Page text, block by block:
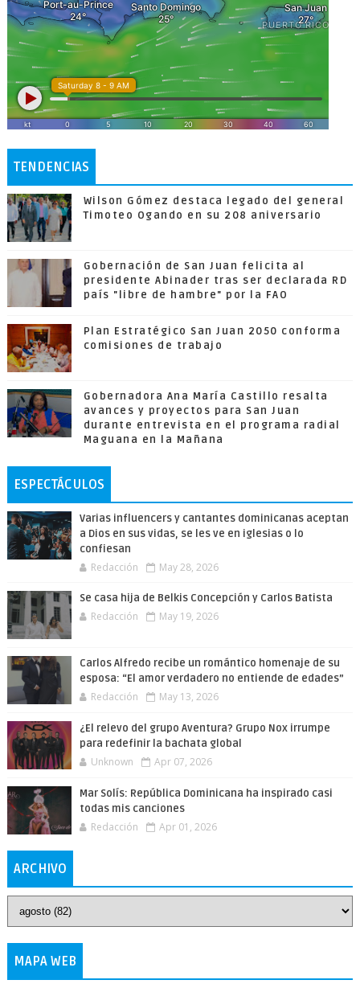
TENDENCIAS
Wilson Gómez destaca legado del general
Timoteo Ogando en su 208 aniversario
Gobernación de San Juan felicita al
presidente Abinader tras ser declarada RD
país "libre de hambre" por la FAO
Plan Estratégico San Juan 2050 conforma
comisiones de trabajo
Gobernadora Ana María Castillo resalta
avances y proyectos para San Juan
durante entrevista en el programa radial
Maguana en la Mañana
ESPECTÁCULOS
Varias influencers y cantantes dominicanas aceptan
a Dios en sus vidas, se les ve en iglesias o lo
confiesan
Redacción May 28, 2026
Se casa hija de Belkis Concepción y Carlos Batista
Redacción May 19, 2026
Carlos Alfredo recibe un romántico homenaje de su
esposa: “El amor verdadero no entiende de edades”
Redacción May 13, 2026
¿El relevo del grupo Aventura? Grupo Nox irrumpe
para redefinir la bachata global
Unknown Apr 07, 2026
Mar Solís: República Dominicana ha inspirado casi
todas mis canciones
Redacción Apr 01, 2026
ARCHIVO
MAPA WEB